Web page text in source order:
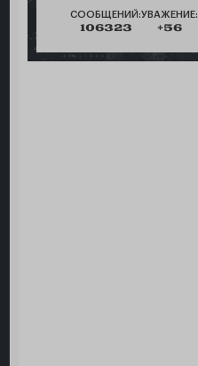
СООБЩЕНИЙ:
106323
УВАЖЕНИЕ:
+56